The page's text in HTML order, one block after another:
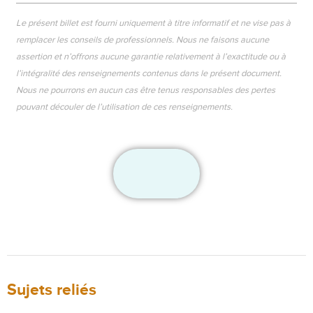
Le présent billet est fourni uniquement à titre informatif et ne vise pas à
remplacer les conseils de professionnels. Nous ne faisons aucune
assertion et n’offrons aucune garantie relativement à l’exactitude ou à
l’intégralité des renseignements contenus dans le présent document.
Nous ne pourrons en aucun cas être tenus responsables des pertes
pouvant découler de l’utilisation de ces renseignements.
Sujets reliés